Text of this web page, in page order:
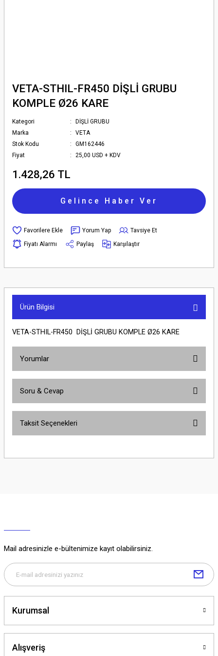
VETA-STHIL-FR450 DİŞLİ GRUBU
KOMPLE Ø26 KARE
Kategori
DİŞLİ GRUBU
Marka
VETA
Stok Kodu
GM162446
Fiyat
25,00 USD + KDV
1.428,26 TL
Gelince Haber Ver
Yorum Yap
Tavsiye Et
Fiyatı Alarmı
Paylaş Karşılaştır
Ürün Bilgisi
VETA-STHIL-FR450 DİŞLİ GRUBU KOMPLE Ø26 KARE
Yorumlar
Soru & Cevap
Soru Sor
Taksit Seçenekleri
Mail adresinizle e-bültenimize kayıt olabilirsiniz.
Kurumsal
Alışveriş